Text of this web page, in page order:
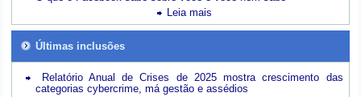
Leia mais
Últimas inclusões
Relatório Anual de Crises de 2025 mostra crescimento das
categorias cybercrime, má gestão e assédios